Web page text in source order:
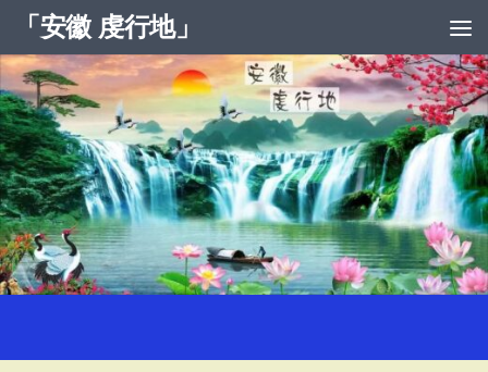
跳至内容
「安徽 虔行地」